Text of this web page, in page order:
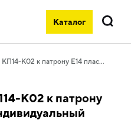
Каталог
Поиск
Кольцо абажурное КП14-К02 к патрону Е14 пластик белый (индивидуальный пакет) IEK
К02 к патрону